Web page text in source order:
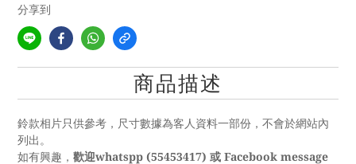
分享到
商品描述
鈴款相片只供參考，尺寸數據為客人資料一部份，不會於網站內
列出。
如有興趣， 歡迎whatspp (55453417) 或 Facebook message